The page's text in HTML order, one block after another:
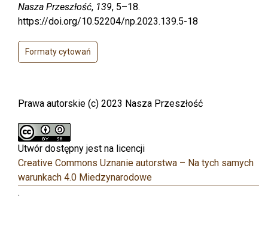
Nasza Przeszłość, 139, 5–18.
https://doi.org/10.52204/np.2023.139.5-18
Formaty cytowań
Prawa autorskie (c) 2023 Nasza Przeszłość
Utwór dostępny jest na licencji
Creative Commons Uznanie autorstwa – Na tych samych
warunkach 4.0 Miedzynarodowe
.